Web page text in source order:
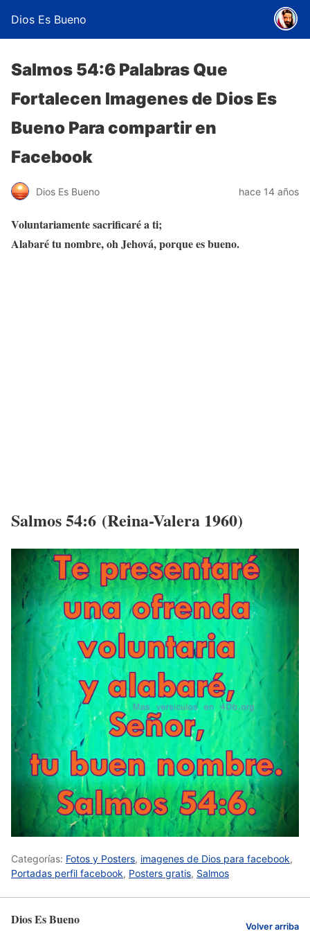
Dios Es Bueno
Salmos 54:6 Palabras Que
Fortalecen Imagenes de Dios Es
Bueno Para compartir en
Facebook
Dios Es Bueno hace 14 años
Voluntariamente sacrificaré a ti;
Alabaré tu nombre, oh Jehová, porque es bueno.
Salmos 54:6 (Reina-Valera 1960)
Categorías: Fotos y Posters, imagenes de Dios para facebook,
Portadas perfil facebook, Posters gratis, Salmos
Dios Es Bueno Volver arriba